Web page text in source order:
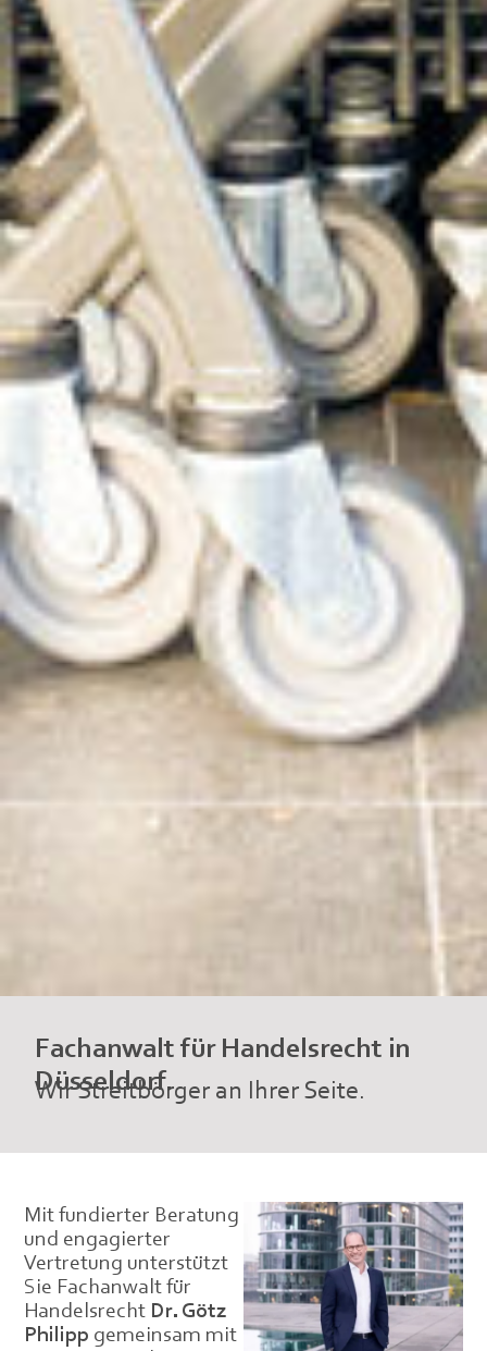
Fachanwalt für Handelsrecht in
Düsseldorf.
Wir Streitbörger an Ihrer Seite.
Mit fundierter Beratung
und engagierter
Vertretung unterstützt
Sie Fachanwalt für
Handelsrecht Dr. Götz
Philipp gemeinsam mit